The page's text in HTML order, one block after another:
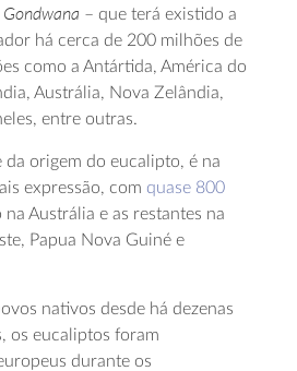
Gondwana – que terá existido a
há cerca de 200 milhões de
como a Antártida, América do
Austrália, Nova Zelândia,
entre outras.
da origem do eucalipto, é na
expressão, com quase 800
na Austrália e as restantes na
Papua Nova Guiné e
nativos desde há dezenas
os eucaliptos foram
durante os